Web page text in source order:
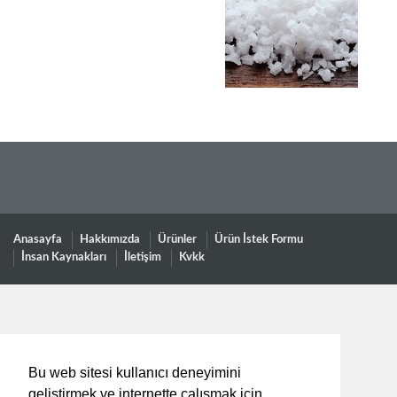
Bu web sitesi kullanıcı deneyimini
Anasayfa Hakkımızda Ürünler
Ürün İstek Formu
İnsan Kaynakları
İletişim Kvkk